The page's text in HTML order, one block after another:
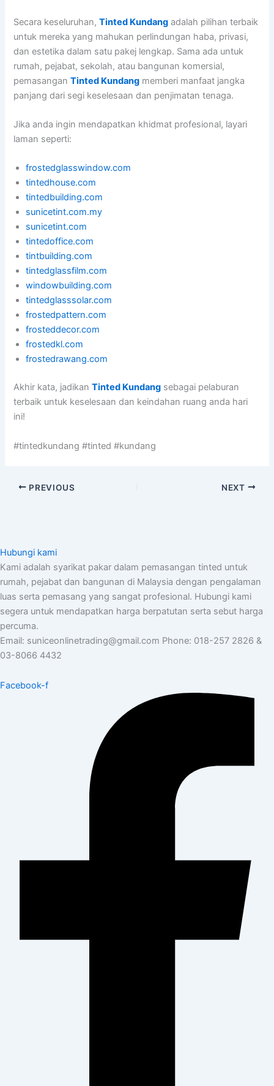
Secara keseluruhan,Tinted Kundang adalah pilihan terbaik
untuk mereka yang mahukan perlindungan haba, privasi,
dan estetika dalam satu pakej lengkap. Sama ada untuk
rumah, pejabat, sekolah, atau bangunan komersial,
pemasanganTinted Kundang memberi manfaat jangka
panjang dari segi keselesaan dan penjimatan tenaga.
Jika anda ingin mendapatkan khidmat profesional, layari
laman seperti:
frostedglasswindow.com
tintedhouse.com
tintedbuilding.com
sunicetint.com.my
sunicetint.com
tintedoffice.com
tintbuilding.com
tintedglassfilm.com
windowbuilding.com
tintedglasssolar.com
frostedpattern.com
frosteddecor.com
frostedkl.com
frostedrawang.com
Akhir kata, jadikanTinted Kundang sebagai pelaburan
terbaik untuk keselesaan dan keindahan ruang anda hari
ini!
#tintedkundang #tinted #kundang
PREVIOUS NEXT
Hubungi kami
Kami adalah syarikat pakar dalam pemasangan tinted untuk
rumah, pejabat dan bangunan di Malaysia dengan pengalaman
luas serta pemasang yang sangat profesional. Hubungi kami
segera untuk mendapatkan harga berpatutan serta sebut harga
percuma.
Email: suniceonlinetrading@gmail.com Phone: 018-257 2826 &
03-8066 4432
Facebook-f